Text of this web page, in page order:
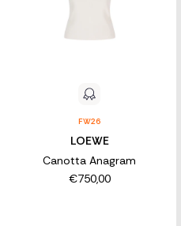
FW26
LOEWE
Canotta Anagram
€750,00